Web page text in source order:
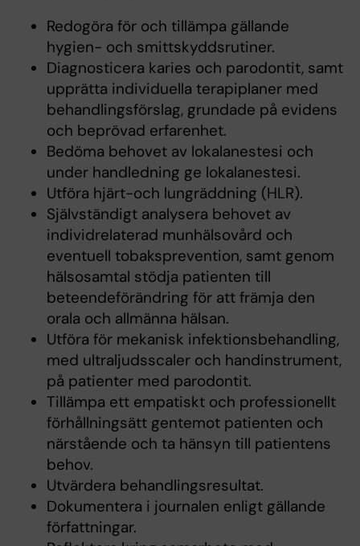
Redogöra för och tillämpa gällande
hygien- och smittskyddsrutiner.
Diagnosticera karies och parodontit, samt
upprätta individuella terapiplaner med
behandlingsförslag, grundade på evidens
och beprövad erfarenhet.
Bedöma behovet av lokalanestesi och
under handledning ge lokalanestesi.
Utföra hjärt-och lungräddning (HLR).
Självständigt analysera behovet av
individrelaterad munhälsovård och
eventuell tobaksprevention, samt genom
hälsosamtal stödja patienten till
beteendeförändring för att främja den
orala och allmänna hälsan.
Utföra för mekanisk infektionsbehandling,
med ultraljudsscaler och handinstrument,
på patienter med parodontit.
Tillämpa ett empatiskt och professionellt
förhållningsätt gentemot patienten och
närstående och ta hänsyn till patientens
behov.
Utvärdera behandlingsresultat.
Dokumentera i journalen enligt gällande
författningar.